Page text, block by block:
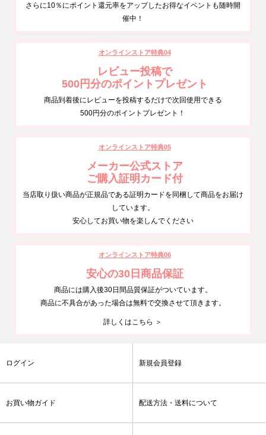
さらに10％にポイント還元率をアップしたお得なイベントも随時開
催中！
オンラインストア特典04
レビュー投稿で
500円分のポイントプレゼント
商品到着後にレビューを投稿するだけで次回使用できる
500円分のポイントプレゼント！
オンラインストア特典05
メーカー公式ストア
ご購入証明カード付
当店取り扱い商品が正規品である証明カードを同梱して商品をお届け
しています。
安心してお買い物を楽しんでください
オンラインストア特典06
安心の30日商品保証
商品には購入後30日間品質保証がついています。
商品に不具合があった場合は無料で交換させて頂きます。
詳しくはこちら ＞
ログイン 新規会員登録
お買い物ガイド 配送方法・送料について